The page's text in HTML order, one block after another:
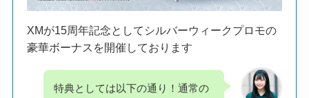
XMが15周年記念としてシルバーウィークプロモの
豪華ボーナスを開催しております
特典としては以下の通り！通常の